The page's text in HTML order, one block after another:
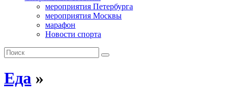
мероприятия Петербурга
мероприятия Москвы
марафон
Новости спорта
Еда »